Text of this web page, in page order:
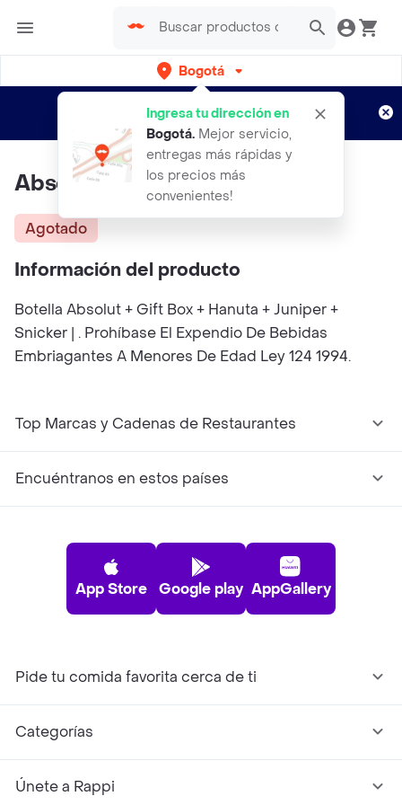
Bogotá
Ingresa tu dirección en
Bogotá. Mejor servicio,
entregas más rápidas y
los precios más
convenientes!
envíos gratis por semanas
Aplican TyC
Absolut Gift
Agotado
Información del producto
Botella Absolut + Gift Box + Hanuta + Juniper +
Snicker | . Prohíbase El Expendio De Bebidas
Embriagantes A Menores De Edad Ley 124 1994.
Top Marcas y Cadenas de Restaurantes
Encuéntranos en estos países
App Store Google play AppGallery
Pide tu comida favorita cerca de ti
Categorías
Únete a Rappi